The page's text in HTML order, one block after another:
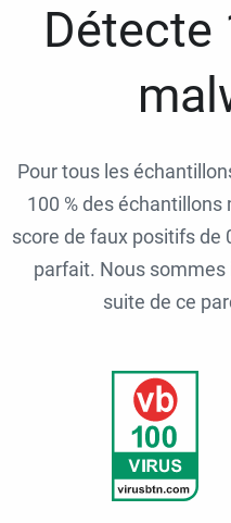
Détecte
Pour tous les
100 % des
score de faux positifs de
parfait. Nous
suite de ce